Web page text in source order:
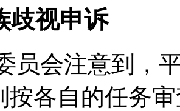
歧视申诉
员会注意到，
按各自的任务